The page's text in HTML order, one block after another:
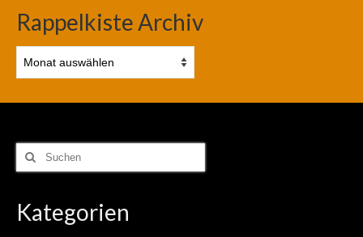
Rappelkiste Archiv
Archiv
Suchen
nach:
Kategorien